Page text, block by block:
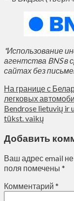
*Использование
агентства BNS в
сайтах без
На границе с
легковых
Bendrose lietuvių ir
tūkst. vaikų
Добавить
Ваш адрес email не
поля помечены *
Комментарий *